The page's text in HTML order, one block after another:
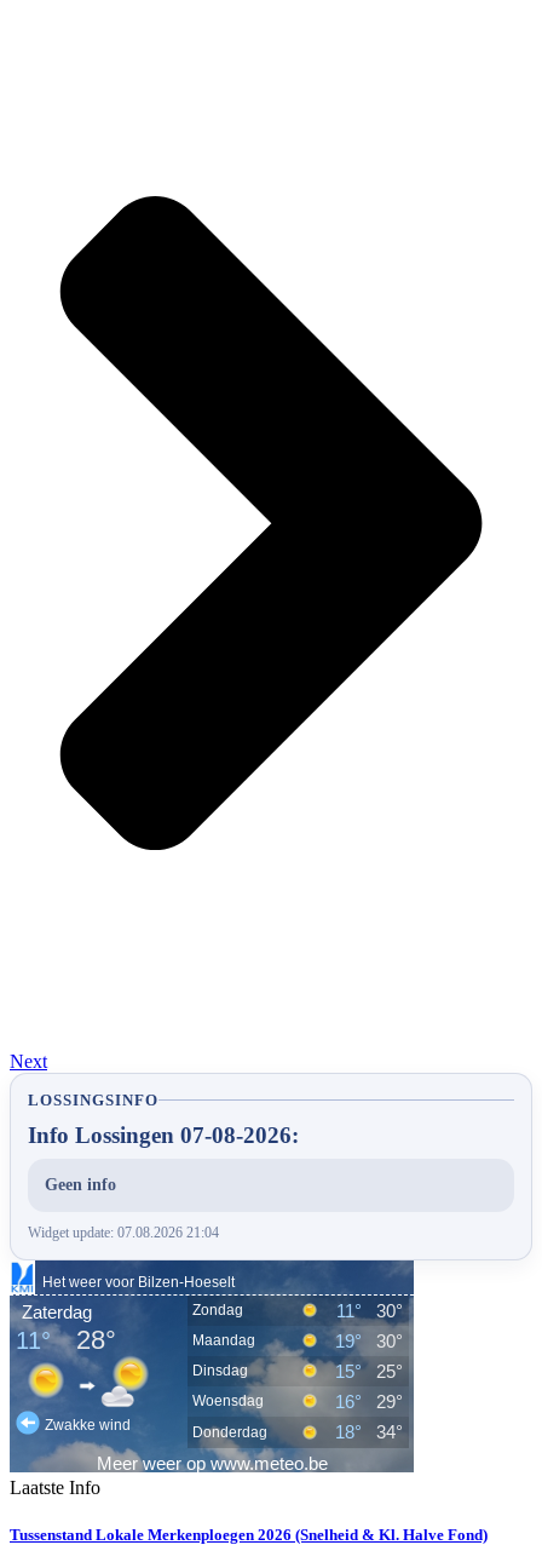
Next
LOSSINGSINFO
Info Lossingen 07-08-2026:
Geen info
Widget update: 07.08.2026 21:04
Laatste Info
Tussenstand Lokale Merkenploegen 2026 (Snelheid & Kl. Halve Fond)